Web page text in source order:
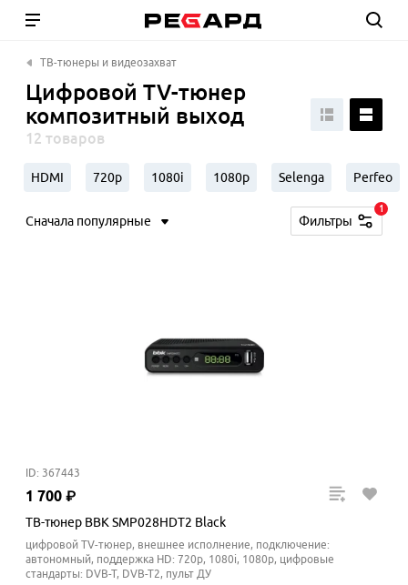
ТВ-тюнеры и видеозахват
Цифровой TV-тюнер
композитный выход
12 товаров
HDMI 720p 1080i 1080p Selenga Perfeo
Сначала популярные Фильтры
1
ID: 367443
1 700 ₽
ТВ-тюнер BBK SMP028HDT2 Black
цифровой TV-тюнер, внешнее исполнение, подключение:
автономный, поддержка HD: 720p, 1080i, 1080p, цифровые
стандарты: DVB-T, DVB-T2, пульт ДУ